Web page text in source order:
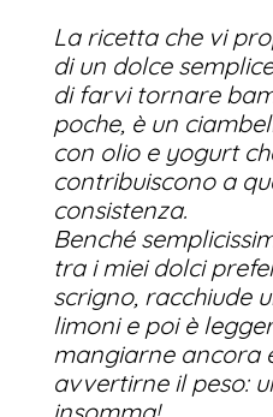
La ricetta che vi
di un dolce
di farvi tornare
poche, è un
con olio e yogurt
contribuiscono a
consistenza.
Benché
tra i miei dolci
scrigno, racchiude
limoni e poi è
mangiarne ancora
avvertirne il peso: